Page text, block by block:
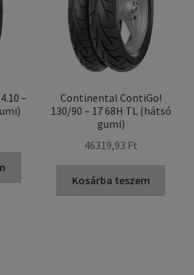
–
Continental ContiGo!
130/90 – 17 68H TL (hátsó
gumi)
46319,93 Ft
Kosárba teszem